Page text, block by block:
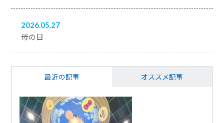
2026.05.27
母の日
最近の記事 オススメ記事